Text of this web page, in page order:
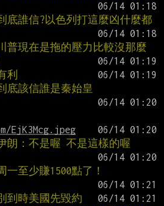
底誰信?以色列打這麼凶什麼都
普現在是拖的壓力比較沒那麼
利
底該信誰是秦始皇
EjK3Mcg.jpeg
朗：不是喔 不是這樣的喔
一至少賺1500點了！
到時美國先毀約